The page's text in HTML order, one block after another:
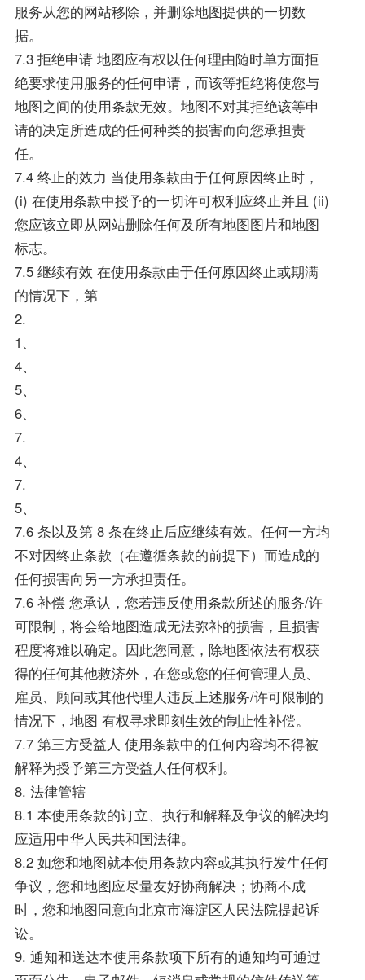
服务从您的网站移除，并删除地图提供的一切数
据。
7.3 拒绝申请 地图应有权以任何理由随时单方面拒
绝要求使用服务的任何申请，而该等拒绝将使您与
地图之间的使用条款无效。地图不对其拒绝该等申
请的决定所造成的任何种类的损害而向您承担责
任。
7.4 终止的效力 当使用条款由于任何原因终止时，
(i) 在使用条款中授予的一切许可权利应终止并且 (ii)
您应该立即从网站删除任何及所有地图图片和地图
标志。
7.5 继续有效 在使用条款由于任何原因终止或期满
的情况下，第
2.
1、
4、
5、
6、
7.
4、
7.
5、
7.6 条以及第 8 条在终止后应继续有效。任何一方均
不对因终止条款（在遵循条款的前提下）而造成的
任何损害向另一方承担责任。
7.6 补偿 您承认，您若违反使用条款所述的服务/许
可限制，将会给地图造成无法弥补的损害，且损害
程度将难以确定。因此您同意，除地图依法有权获
得的任何其他救济外，在您或您的任何管理人员、
雇员、顾问或其他代理人违反上述服务/许可限制的
情况下，地图 有权寻求即刻生效的制止性补偿。
7.7 第三方受益人 使用条款中的任何内容均不得被
解释为授予第三方受益人任何权利。
8. 法律管辖
8.1 本使用条款的订立、执行和解释及争议的解决均
应适用中华人民共和国法律。
8.2 如您和地图就本使用条款内容或其执行发生任何
争议，您和地图应尽量友好协商解决；协商不成
时，您和地图同意向北京市海淀区人民法院提起诉
讼。
9. 通知和送达本使用条款项下所有的通知均可通过